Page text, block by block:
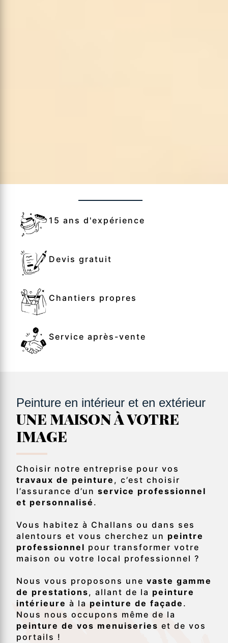
15 ans d'expérience
Devis gratuit
Chantiers propres
Service après-vente
Peinture en intérieur et en extérieur
UNE MAISON À VOTRE
IMAGE
Choisir notre entreprise pour vos
travaux de peinture , c’est choisir
l’assurance d’un service professionnel
et personnalisé .
Vous habitez à Challans ou dans ses
alentours et vous cherchez un peintre
professionnel pour transformer votre
maison ou votre local professionnel ?
Nous vous proposons une vaste gamme
de prestations, allant de la peinture
intérieure à la peinture de façade .
Nous nous occupons même de la
peinture de vos menuiseries et de vos
portails !